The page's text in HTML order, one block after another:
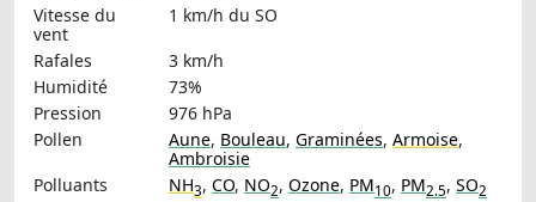
Vitesse du
vent
1 km/h du SO
Rafales
3 km/h
Humidité
73%
Pression
976 hPa
Pollen
Aune, Bouleau, Graminées, Armoise,
Ambroisie
Polluants
NH3, CO, NO2, Ozone, PM10, PM2.5, SO2